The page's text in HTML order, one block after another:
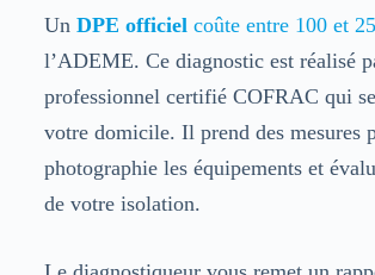
Un DPE officiel coûte entre 100 et
l’ADEME. Ce diagnostic est réalisé
professionnel certifié COFRAC qui
votre domicile. Il prend des mesures
photographie les équipements et
de votre isolation.